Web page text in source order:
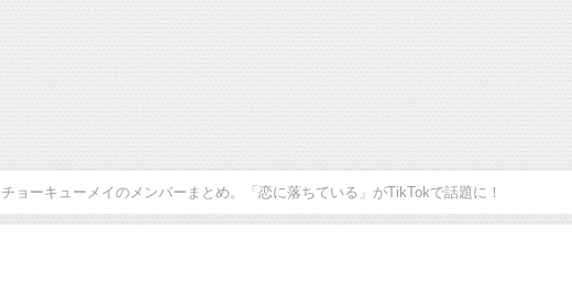
チョーキューメイのメンバーまとめ。「恋に落ちている」がTikTokで話題に！